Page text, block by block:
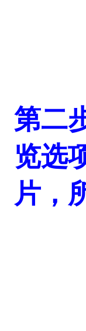
第二
览选
片，